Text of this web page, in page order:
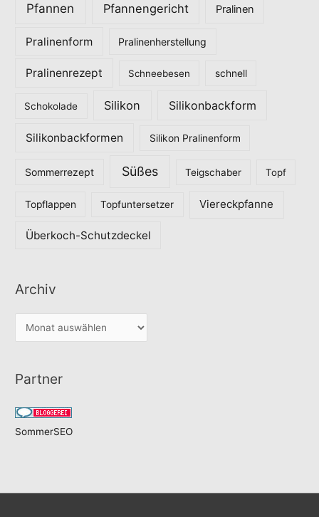
Pfannen Pfannengericht Pralinen
Pralinenform Pralinenherstellung
Pralinenrezept Schneebesen schnell
Schokolade Silikon Silikonbackform
Silikonbackformen Silikon Pralinenform
Sommerrezept Süßes Teigschaber Topf
Topflappen Topfuntersetzer Viereckpfanne
Überkoch-Schutzdeckel
Archiv
r
h
v
Partner
SommerSEO